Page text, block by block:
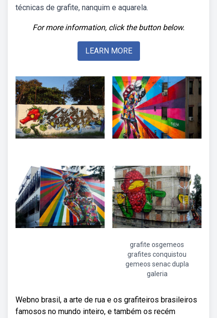
técnicas de grafite, nanquim e aquarela.
For more information, click the button below.
LEARN MORE
grafite osgemeos
grafites conquistou
gemeos senac dupla
galeria
Webno brasil, a arte de rua e os grafiteiros brasileiros
famosos no mundo inteiro, e também os recém